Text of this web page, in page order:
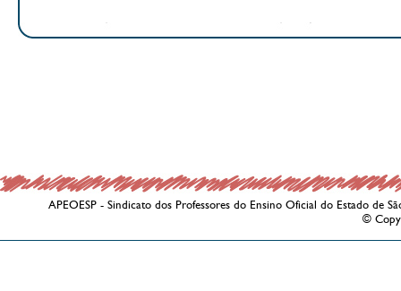
APEOESP - Sindicato dos Professores do Ensino Oficial do Estado de
©